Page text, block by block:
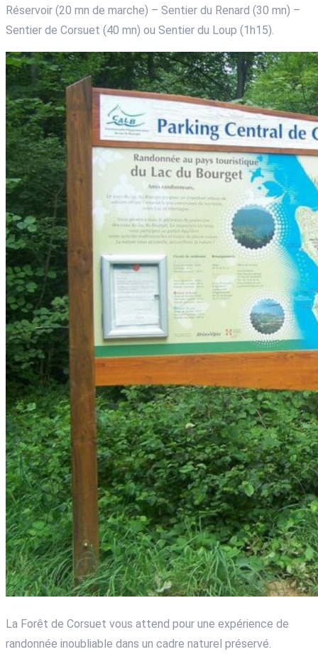
Réservoir (20 mn de marche) – Sentier du Renard (30 mn) –
Sentier de Corsuet (40 mn) ou Sentier du Loup (1h15).
La Forêt de Corsuet vous attend pour une expérience de
randonnée inoubliable dans un cadre naturel préservé.